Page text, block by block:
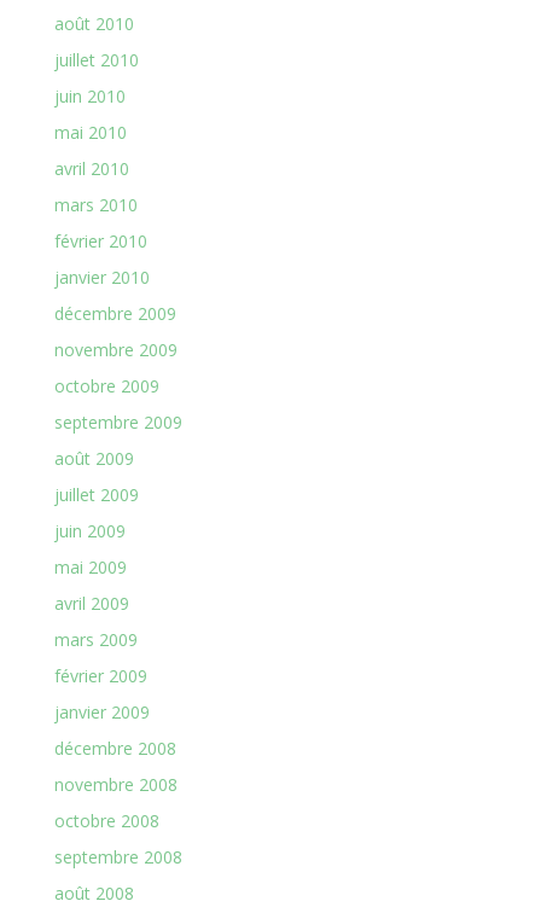
août 2010
juillet 2010
juin 2010
mai 2010
avril 2010
mars 2010
février 2010
janvier 2010
décembre 2009
novembre 2009
octobre 2009
septembre 2009
août 2009
juillet 2009
juin 2009
mai 2009
avril 2009
mars 2009
février 2009
janvier 2009
décembre 2008
novembre 2008
octobre 2008
septembre 2008
août 2008